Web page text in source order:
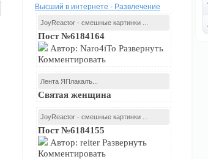
Высший в интернете - Развлечение
JoyReactor - смешные картинки ...
Пост №6184164
Автор: Naro4iTo Развернуть
Комментировать
Лента ЯПлакалъ...
Святая женщина
JoyReactor - смешные картинки ...
Пост №6184155
Автор: reiter Развернуть
Комментировать